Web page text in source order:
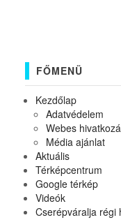
FŐMENÜ
Kezdőlap
Adatvédelem
Webes
Média ajánlat
Aktuális
Térképcentrum
Google térkép
Videók
Cserépváralja régi